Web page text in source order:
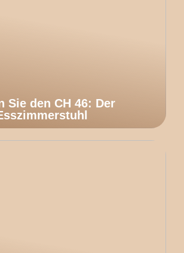
Sie den CH 46: Der